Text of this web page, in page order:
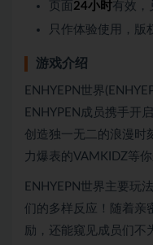
页面 24小时有效，
只作体验使用，版
游戏介绍
ENHYEPN世界
ENHYPEN成员携手开
创造独一无二的浪漫时
力爆表的VAMKIDZ等你
ENHYEPN世界主要玩
们的多样反应！随着亲
励，还能窥见成员们不